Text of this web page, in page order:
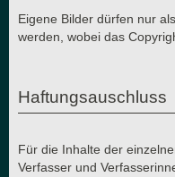
Eigene Bilder dürfen nur
werden, wobei das
Haftungsauschluss
Für die Inhalte der
Verfasser und